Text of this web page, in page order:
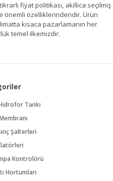
fiyat politikası, akıllıca seçilmiş
önemli özelliklerindendir. Ürün
kısaca pazarlamanın her
temel ilkemizdir.
Tankı
Şalterleri
Kontrolörü
Hortumları